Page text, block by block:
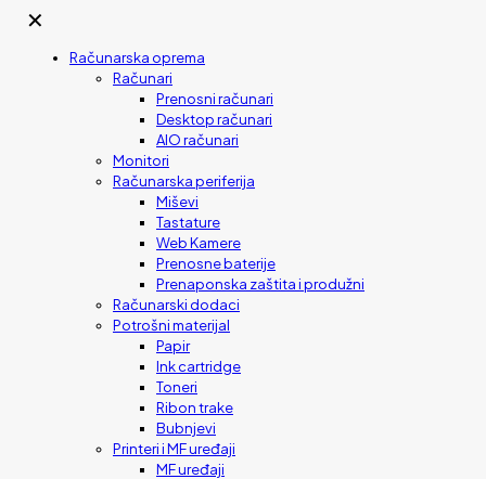
✕
Računarska oprema
Računari
Prenosni računari
Desktop računari
AIO računari
Monitori
Računarska periferija
Miševi
Tastature
Web Kamere
Prenosne baterije
Prenaponska zaštita i produžni
Računarski dodaci
Potrošni materijal
Papir
Ink cartridge
Toneri
Ribon trake
Bubnjevi
Printeri i MF uređaji
MF uređaji